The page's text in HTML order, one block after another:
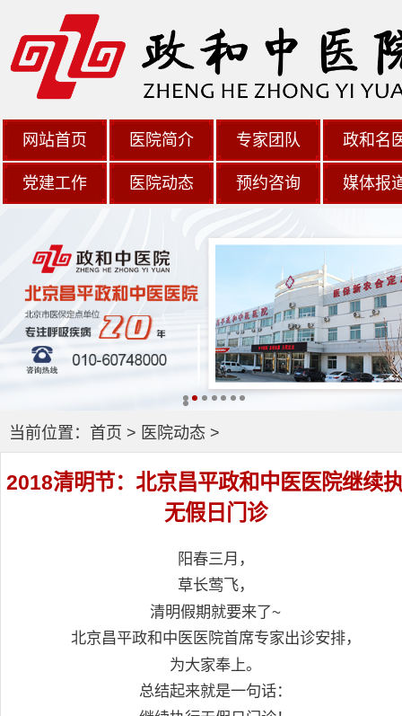
网站首页 医院简介 专家团队 政和名
党建工作 医院动态 预约咨询 媒体报
当前位置： 首页 > 医院动态>
2018清明节：北京昌平政和中医医院继续
无假日门诊
阳春三月，
草长莺飞，
清明假期就要来了~
北京昌平政和中医医院首席专家出诊安排，
为大家奉上。
总结起来就是一句话：